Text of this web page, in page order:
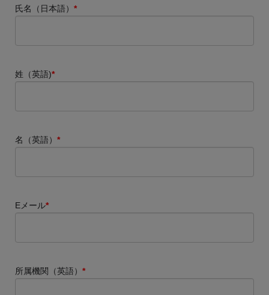
氏名（日本語） *
姓（英語)*
名（英語） *
Eメール*
所属機関（英語） *